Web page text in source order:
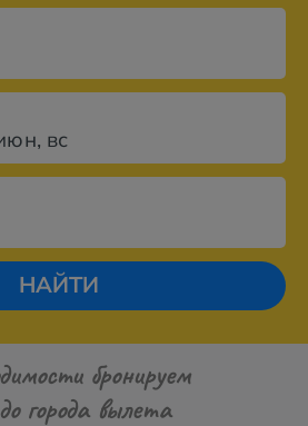
, вс
НАЙТИ
бронируем
города вылета